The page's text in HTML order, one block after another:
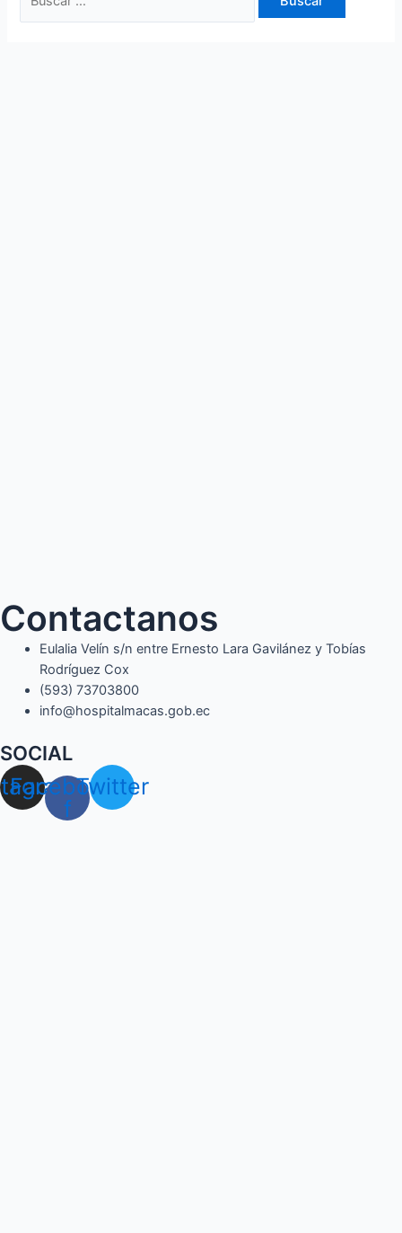
por:
Contactanos
Eulalia Velín s/n entre Ernesto Lara Gavilánez y Tobías
Rodríguez Cox
(593) 73703800​
info@hospitalmacas.gob.ec
SOCIAL
Facebook-
f
Twitter